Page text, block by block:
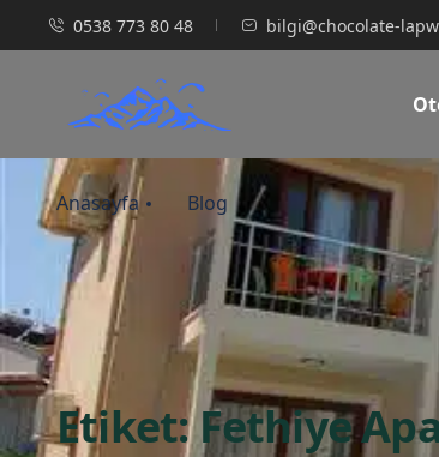
0538 773 80 48 bilgi@chocolate-
Etiket:Fethiye
Anasayfa Blog